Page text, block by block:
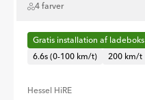
4 farver
Gratis installation af ladeboks
6.6s (0-100 km/t)
200 km/t
Hessel HiRE